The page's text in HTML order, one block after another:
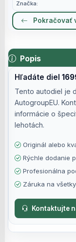
Značka:
Pokračovať
Popis
Hľadáte diel
Tento autodiel je
AutogroupEU.
informácie o
lehotách.
Originál alebo
Rýchle dodanie
Profesionálna
Záruka na
Kontaktujte